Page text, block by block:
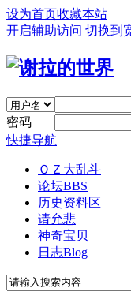
设为首页收藏本站
开启辅助访问 切换到
密码
快捷导航
ＯＺ大乱斗
论坛BBS
历史资料区
请允悲
神奇宝贝
日志Blog